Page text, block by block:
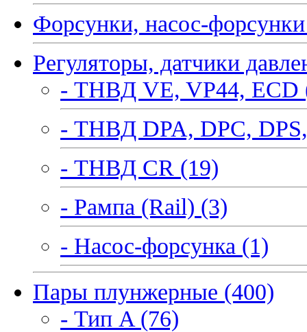
Форсунки, насос-
Регуляторы, датчики
- ТНВД VE, VP44, ECD
- ТНВД DPA, DPC,
- ТНВД CR (19)
- Рампа (Rail) (3)
- Насос-форсунка (1)
Пары плунжерные (400)
- Тип A (76)